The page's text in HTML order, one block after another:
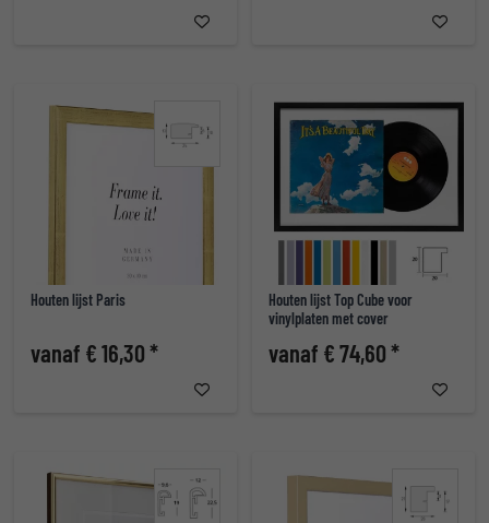
Houten lijst Paris
vanaf € 16,30 *
Houten lijst Top Cube voor
vinylplaten met cover
vanaf € 74,60 *